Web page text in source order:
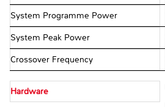
System Programme Power
System Peak Power
Crossover Frequency
Hardware